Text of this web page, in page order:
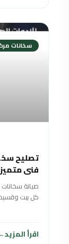
سخانات
فني
صيانة
كل بيت
اقرأ المزيد